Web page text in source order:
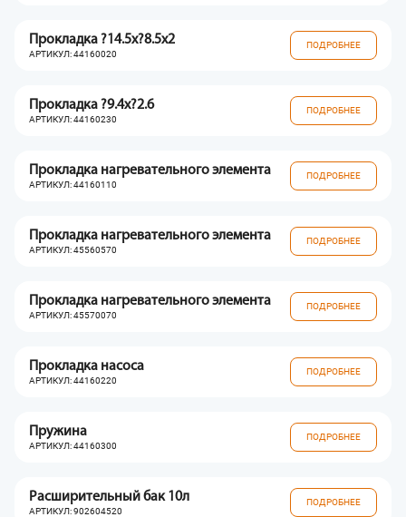
Прокладка ?14.5x?8.5x2
АРТИКУЛ: 44160020
ПОДРОБНЕЕ
Прокладка ?9.4x?2.6
АРТИКУЛ: 44160230
ПОДРОБНЕЕ
Прокладка нагревательного элемента
АРТИКУЛ: 44160110
ПОДРОБНЕЕ
Прокладка нагревательного элемента
АРТИКУЛ: 45560570
ПОДРОБНЕЕ
Прокладка нагревательного элемента
АРТИКУЛ: 45570070
ПОДРОБНЕЕ
Прокладка насоса
АРТИКУЛ: 44160220
ПОДРОБНЕЕ
Пружина
АРТИКУЛ: 44160300
ПОДРОБНЕЕ
Расширительный бак 10л
АРТИКУЛ: 902604520
ПОДРОБНЕЕ